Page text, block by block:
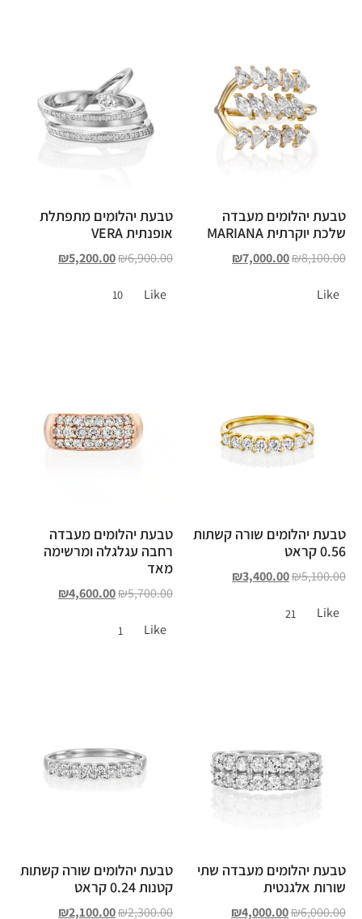
טבעת יהלומים מעבדה
שלכת יוקרתית MARIANA
₪8,100.00
₪7,000.00
Like
טבעת יהלומים מתפתלת
אופנתית VERA
₪6,900.00
₪5,200.00
Like
10
טבעת יהלומים שורה קשתות
0.56 קראט
₪5,100.00
₪3,400.00
Like
21
טבעת יהלומים מעבדה
רחבה עגלגלה ומרשימה
מאד
₪5,700.00
₪4,600.00
Like
1
טבעת יהלומים מעבדה שתי
שורות אלגנטית
₪6,000.00
₪4,000.00
טבעת יהלומים שורה קשתות
קטנות 0.24 קראט
₪2,300.00
₪2,100.00